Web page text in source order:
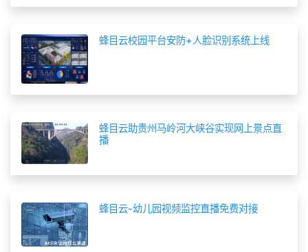
蜂目云校园平台安防+人脸识别系统上线
蜂目云助贵州马岭河大峡谷实现网上景点直
播
蜂目云-幼儿园视频监控直播免费对接